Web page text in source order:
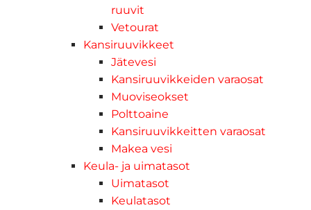
ruuvit
Vetourat
Kansiruuvikkeet
Jätevesi
Kansiruuvikkeiden varaosat
Muoviseokset
Polttoaine
Kansiruuvikkeitten varaosat
Makea vesi
Keula- ja uimatasot
Uimatasot
Keulatasot